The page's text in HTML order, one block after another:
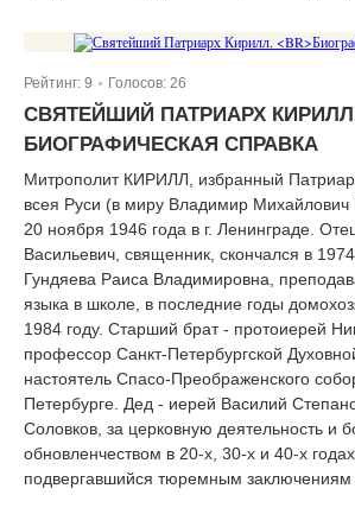
Рейтинг: 9 Голосов: 26
СВЯТЕЙШИЙ ПАТРИАРХ
БИОГРАФИЧЕСКАЯ СПРАВКА
Митрополит КИРИЛЛ, избранный
всея Руси (в миру Владимир Михайлович
20 ноября 1946 года в г. Ленинграде.
Васильевич, священник, скончался в
Гундяева Раиса Владимировна,
языка в школе, в последние годы
1984 году. Старший брат - протоиерей
профессор Санкт-Петербургской
настоятель Спасо-Преображенского
Петербурге. Дед - иерей Василий
Соловков, за церковную деятельность и
обновленчеством в 20-х, 30-х и 40-х
подвергавшийся тюремным заключениям